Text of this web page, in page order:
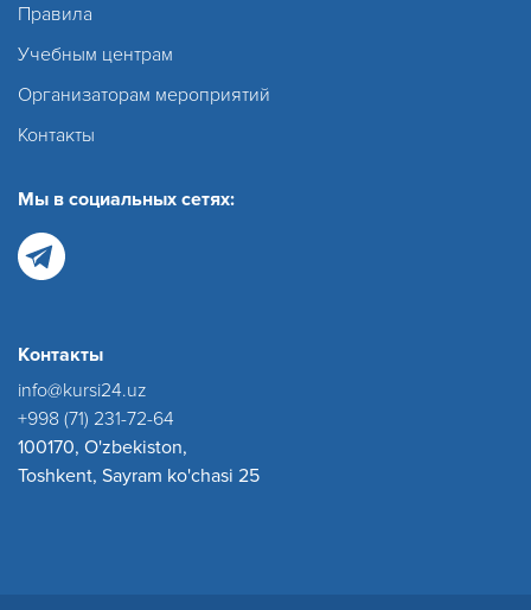
Правила
Учебным центрам
Организаторам мероприятий
Контакты
Мы в социальных сетях:
Контакты
info@kursi24.uz
+998 (71) 231-72-64
100170, O'zbekiston,
Toshkent, Sayram ko'chasi 25